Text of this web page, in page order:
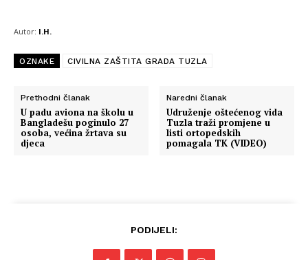
Autor: I.H.
OZNAKE CIVILNA ZAŠTITA GRADA TUZLA
Prethodni članak
U padu aviona na školu u
Bangladešu poginulo 27
osoba, većina žrtava su
djeca
Naredni članak
Udruženje oštećenog vida
Tuzla traži promjene u
listi ortopedskih
pomagala TK (VIDEO)
PODIJELI: